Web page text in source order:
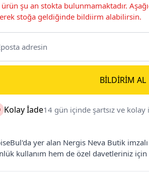
ürün şu an stokta bulunmamaktadır.
stoğa geldiğinde bildiirm alabilirsin.
BILDIRIM AL
Kolay İade14 gün içinde şartsız ve kolay
yer alan Nergis Neva Butik imzalı
kullanım hem de özel davetleriniz